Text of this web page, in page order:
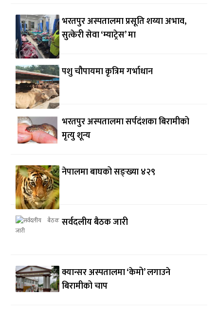
भरतपुर अस्पतालमा प्रसूति शय्या अभाव,
सुत्केरी सेवा ‘म्याट्रेस’ मा
पशु चौपायमा कृत्रिम गर्भाधान
भरतपुर अस्पतालमा सर्पदंशका बिरामीको
मृत्यु शून्य
नेपालमा बाघको सङ्ख्या ४२९
सर्वदलीय बैठक जारी
क्यान्सर अस्पतालमा ‘केमो’ लगाउने
बिरामीको चाप